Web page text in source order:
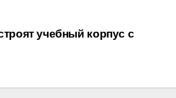
учебный корпус с